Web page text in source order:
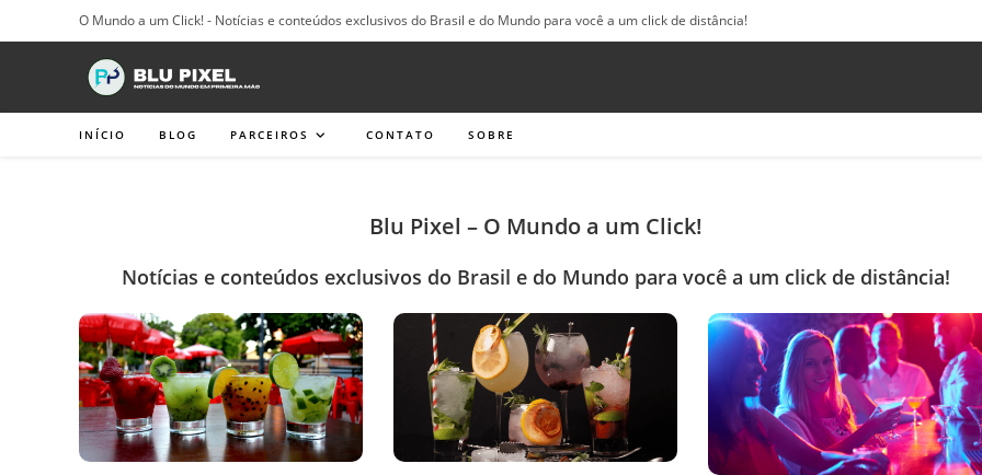
para
O Mundo a um Click! - Notícias e conteúdos exclusivos do Brasil e do Mundo para você a um click de distância!
INÍCIO BLOG PARCEIROS CONTATO SOBRE
Blu Pixel – O Mundo a um Click!
Notícias e conteúdos exclusivos do Brasil e do Mundo para você a um click de distância!